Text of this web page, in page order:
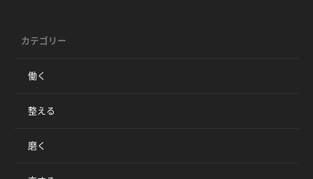
カテゴリー
働く
整える
磨く